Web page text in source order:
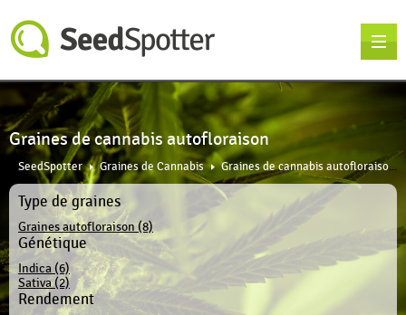
Graines de cannabis autofloraison
SeedSpotter Graines de Cannabis Graines de cannabis autofloraison
Type de graines
Graines autofloraison (8)
Génétique
Indica (6)
Sativa (2)
Rendement